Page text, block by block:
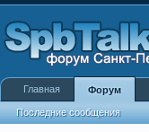
Главная Форум
Последние сообщения